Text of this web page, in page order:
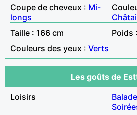
Coupe de cheveux : Mi-
longs
Taille : 166 cm
Poids
Couleurs des yeux : Verts
Les goûts de
Loisirs
Balade